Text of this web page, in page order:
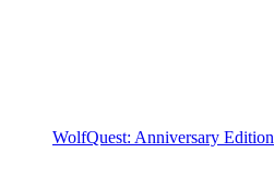
WolfQuest: Anniversary Edition